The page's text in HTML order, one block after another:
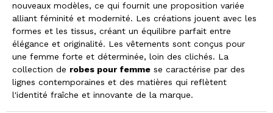
nouveaux modèles, ce qui fournit une proposition variée
alliant féminité et modernité. Les créations jouent avec les
formes et les tissus, créant un équilibre parfait entre
élégance et originalité. Les vêtements sont conçus pour
une femme forte et déterminée, loin des clichés. La
collection de robes pour femme se caractérise par des
lignes contemporaines et des matières qui reflètent
l'identité fraîche et innovante de la marque.